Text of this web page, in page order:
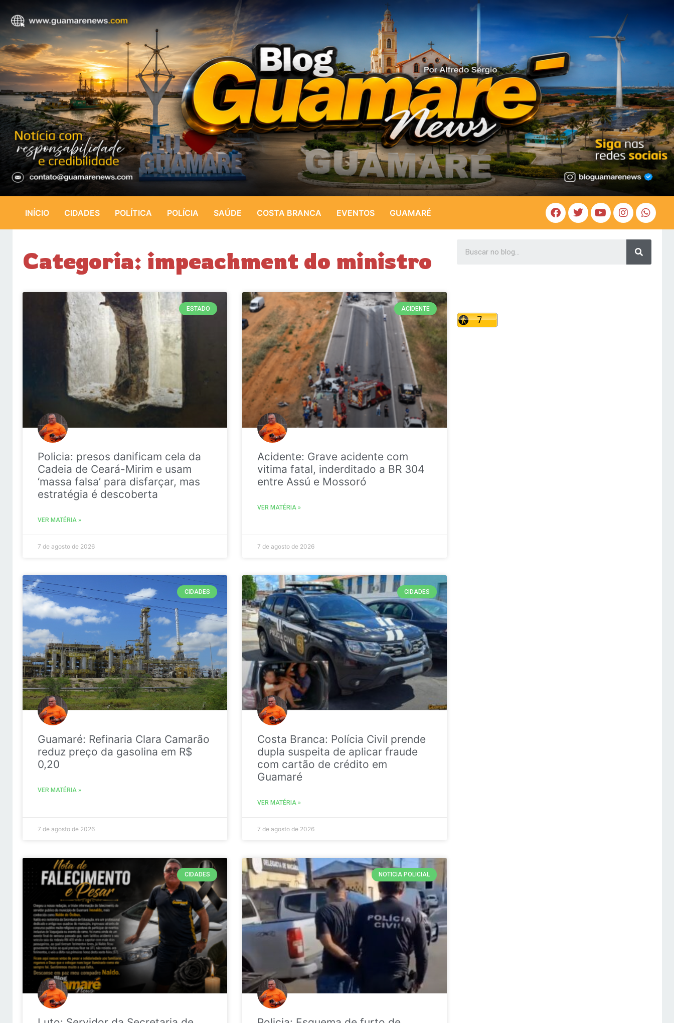
INÍCIO CIDADES POLÍTICA POLÍCIA SAÚDE COSTA BRANCA EVENTOS GUAMARÉ
Categoria: impeachment do ministro
ESTADO
Policia: presos danificam cela da
Cadeia de Ceará-Mirim e usam
‘massa falsa’ para disfarçar, mas
estratégia é descoberta
VER MATÉRIA »
7 de agosto de 2026
ACIDENTE
Acidente: Grave acidente com
vitima fatal, inderditado a BR 304
entre Assú e Mossoró
VER MATÉRIA »
7 de agosto de 2026
CIDADES
Guamaré: Refinaria Clara Camarão
reduz preço da gasolina em R$
0,20
VER MATÉRIA »
7 de agosto de 2026
CIDADES
Costa Branca: Polícia Civil prende
dupla suspeita de aplicar fraude
com cartão de crédito em
Guamaré
VER MATÉRIA »
7 de agosto de 2026
CIDADES NOTICIA POLICIAL